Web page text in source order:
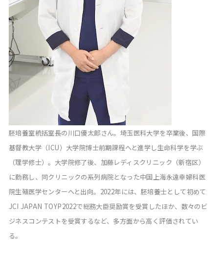
胚培養室統括室長の川口優太郎さん。埼玉医科大学を卒業後、国際
基督教大学（ICU）大学院博士前期課程へと進学し生命科学を学ぶ
（理学修士）。大学院修了後、加藤レディスクリニック（新宿区）
に勤務し、同クリニックの系列病院となった中国上海永遠幸婦科医
院生殖医学センターへと出向。2022年には、胚培養士として初めて
JCI JAPAN TOYP2022で総務大臣奨励賞を受賞したほか、数々のビ
ジネスコンテストを受賞するなど、多方面から高く評価されてい
る。